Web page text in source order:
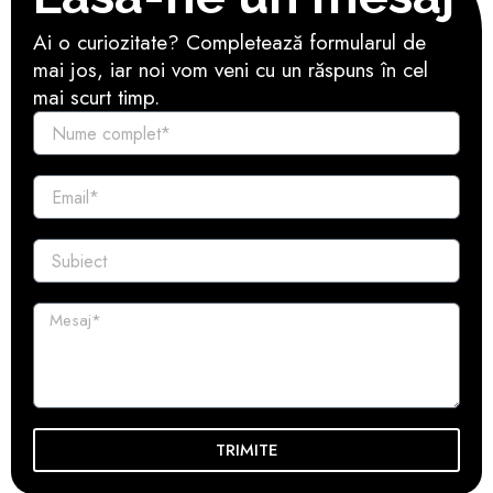
Ai o curiozitate? Completează formularul de
mai jos, iar noi vom veni cu un răspuns în cel
mai scurt timp.
TRIMITE